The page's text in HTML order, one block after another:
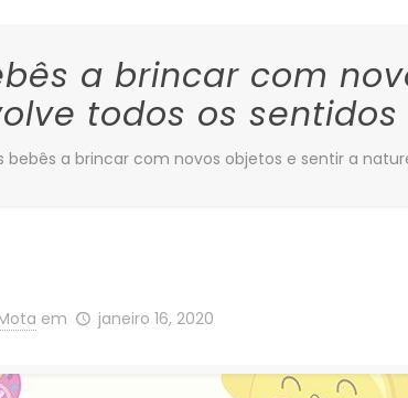
a brincar com
todos os
bebês a brincar com novos objetos e sentir a
em janeiro 16, 2020